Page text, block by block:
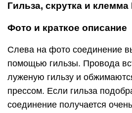
Гильза, скрутка и клемма
Фото и краткое описание
Слева на фото соединение
помощью гильзы. Провода
луженую гильзу и
прессом. Если гильза
соединение получается